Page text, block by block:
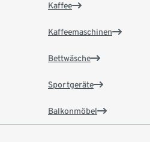
Kaffee
Kaffeemaschinen
Bettwäsche
Sportgeräte
Balkonmöbel